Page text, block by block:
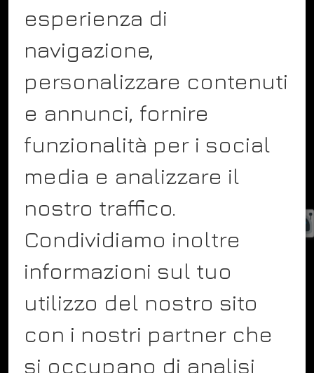
COMPANY
About
Team
Blog
Contact
Service
FOLLOW US
esperienza di
navigazione,
personalizzare contenuti
e annunci, fornire
funzionalità per i social
media e analizzare il
nostro traffico.
Condividiamo inoltre
informazioni sul tuo
utilizzo del nostro sito
con i nostri partner che
si occupano di analisi